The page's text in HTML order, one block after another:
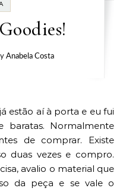
Anabela Costa
estão aí à porta e eu fui
baratas. Normalmente
de comprar. Existe
duas vezes e compro.
avalio o material que
da peça e se vale o